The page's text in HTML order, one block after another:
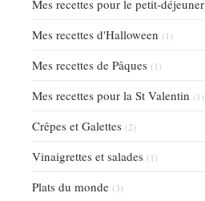
Mes recettes pour le petit-déjeuner
Mes recettes d'Halloween (1)
Mes recettes de Pâques (1)
Mes recettes pour la St Valentin (1)
Crêpes et Galettes (2)
Vinaigrettes et salades (1)
Plats du monde (3)